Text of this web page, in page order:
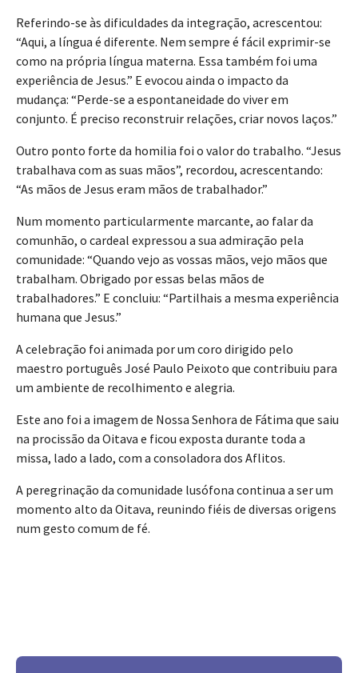
Referindo-se às dificuldades da integração, acrescentou:
“Aqui, a língua é diferente. Nem sempre é fácil exprimir-se
como na própria língua materna. Essa também foi uma
experiência de Jesus.” E evocou ainda o impacto da
mudança: “Perde-se a espontaneidade do viver em
conjunto. É preciso reconstruir relações, criar novos laços.”
Outro ponto forte da homilia foi o valor do trabalho. “Jesus
trabalhava com as suas mãos”, recordou, acrescentando:
“As mãos de Jesus eram mãos de trabalhador.”
Num momento particularmente marcante, ao falar da
comunhão, o cardeal expressou a sua admiração pela
comunidade: “Quando vejo as vossas mãos, vejo mãos que
trabalham. Obrigado por essas belas mãos de
trabalhadores.” E concluiu: “Partilhais a mesma experiência
humana que Jesus.”
A celebração foi animada por um coro dirigido pelo
maestro português José Paulo Peixoto que contribuiu para
um ambiente de recolhimento e alegria.
Este ano foi a imagem de Nossa Senhora de Fátima que saiu
na procissão da Oitava e ficou exposta durante toda a
missa, lado a lado, com a consoladora dos Aflitos.
A peregrinação da comunidade lusófona continua a ser um
momento alto da Oitava, reunindo fiéis de diversas origens
num gesto comum de fé.